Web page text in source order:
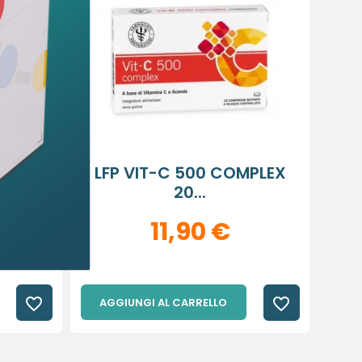
favorite_border
LFP VIT-C 500 COMPLEX
20...
11,90 €
AGGIUNGI AL CARRELLO favorite_border